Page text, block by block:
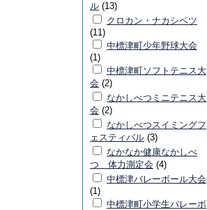
ル (13)
クロカン・ナカシベツ
(11)
中標津町少年野球大会
(1)
中標津町ソフトテニス大
会 (2)
なかしべつミニテニス大
会 (2)
なかしべつスイミングフ
ェスティバル (3)
なかなか健康なかしべ
つ 体力測定会 (4)
中標津バレーボール大会
(1)
中標津町小学生バレーボ